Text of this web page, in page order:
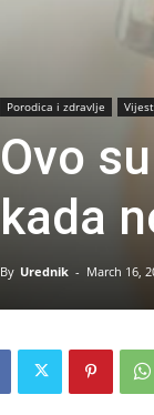
Porodica i zdravlje
Ovo
kada
By Urednik - March 16,